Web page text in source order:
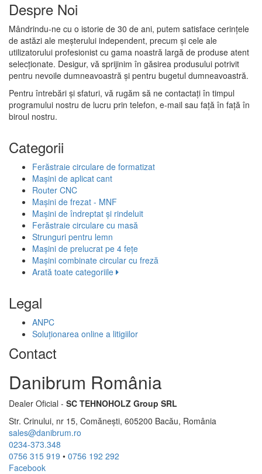
Despre Noi
Mândrindu-ne cu o istorie de 30 de ani, putem satisface cerințele
de astăzi ale meșterului independent, precum și cele ale
utilizatorului profesionist cu gama noastră largă de produse atent
selecționate. Desigur, vă sprijinim în găsirea produsului potrivit
pentru nevoile dumneavoastră și pentru bugetul dumneavoastră.
Pentru întrebări și sfaturi, vă rugăm să ne contactați în timpul
programului nostru de lucru prin telefon, e-mail sau față în față în
biroul nostru.
Categorii
Ferăstraie circulare de formatizat
Mașini de aplicat cant
Router CNC
Mașini de frezat - MNF
Mașini de îndreptat și rindeluit
Ferăstraie circulare cu masă
Strunguri pentru lemn
Mașini de prelucrat pe 4 fețe
Mașini combinate circular cu freză
Arată toate categoriile
Legal
ANPC
Soluționarea online a litigiilor
Contact
Danibrum România
Dealer Oficial - SC TEHNOHOLZ Group SRL
Str. Crinului, nr 15, Comănești, 605200 Bacău, România
sales@danibrum.ro
0234-373.348
0756 315 919 • 0756 192 292
Facebook